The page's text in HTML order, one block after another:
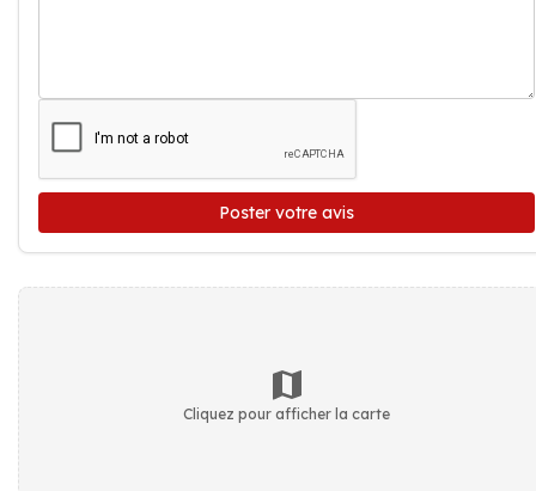
Poster votre avis
Cliquez pour afficher la carte